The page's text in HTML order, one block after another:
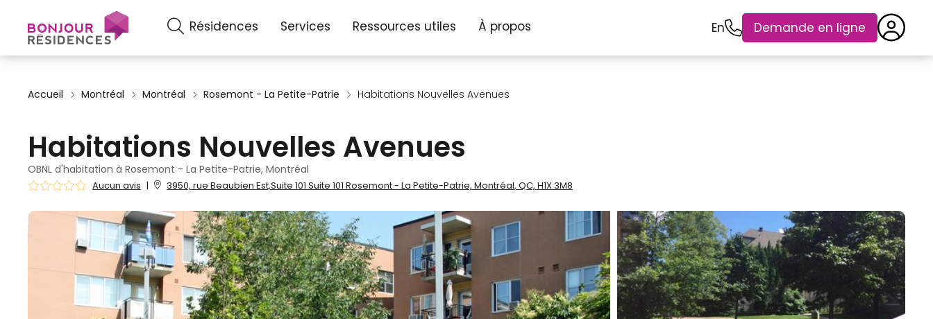
Résidences Services Ressources utiles À propos En Demande en ligne
Accueil Montréal Montréal Rosemont - La Petite-Patrie Habitations Nouvelles Avenues
Habitations Nouvelles Avenues
OBNL d'habitation à Rosemont - La Petite-Patrie, Montréal
Aucun avis | 3950, rue Beaubien Est,Suite 101 Suite 101 Rosemont - La Petite-Patrie, Montréal, QC, H1X 3M8